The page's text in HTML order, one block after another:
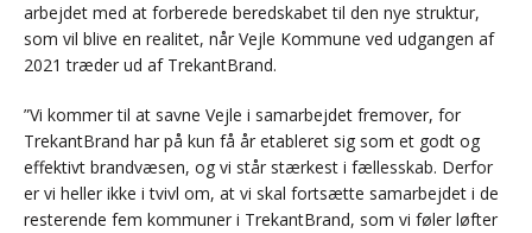
arbejdet med at forberede beredskabet til den nye struktur,
som vil blive en realitet, når Vejle Kommune ved udgangen af
2021 træder ud af TrekantBrand.
”Vi kommer til at savne Vejle i samarbejdet fremover, for
TrekantBrand har på kun få år etableret sig som et godt og
effektivt brandvæsen, og vi står stærkest i fællesskab. Derfor
er vi heller ikke i tvivl om, at vi skal fortsætte samarbejdet i de
resterende fem kommuner i TrekantBrand, som vi føler løfter